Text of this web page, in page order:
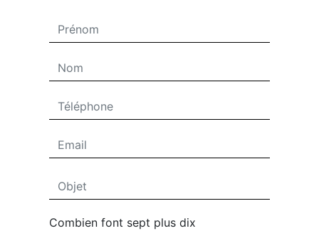
Combien font sept plus dix